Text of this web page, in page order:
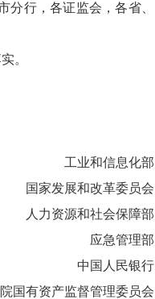
行，各证监会，各省、
。
工业和信息化部
国家发展和改革委员会
人力资源和社会保障部
应急管理部
中国人民银行
国有资产监督管理委员会